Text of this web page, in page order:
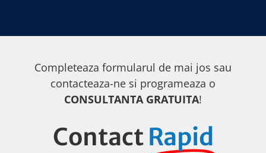
Completeaza formularul de mai jos sau
contacteaza-ne si programeaza o
CONSULTANTA GRATUITA!
Contact Rapid